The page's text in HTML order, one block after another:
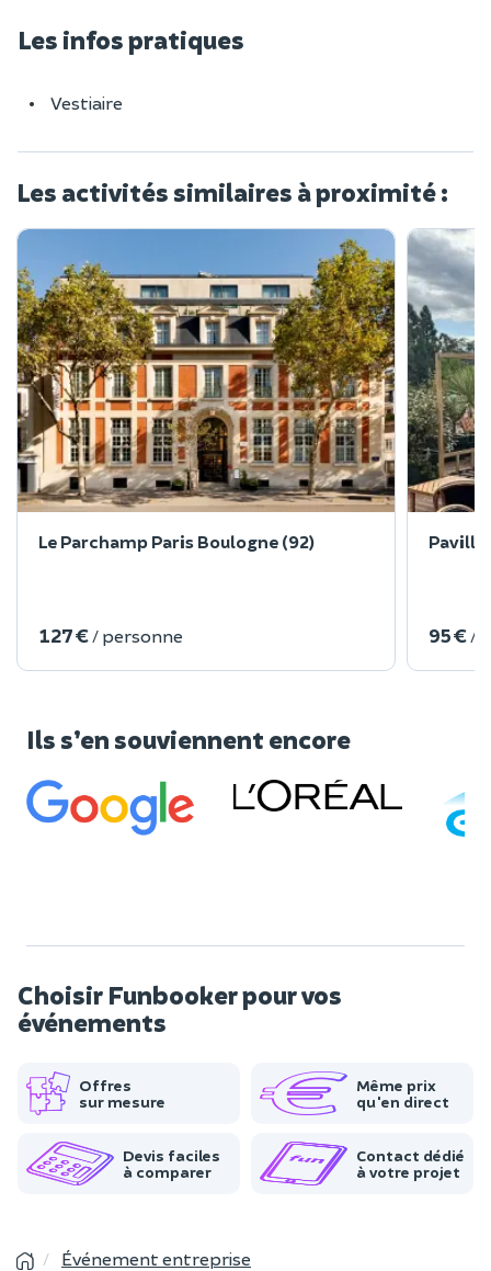
Les infos pratiques
Vestiaire
Les activités similaires à proximité :
Le Parchamp Paris Boulogne (92)
127 € / personne 95 € /
Ils s’en souviennent encore
Choisir Funbooker pour vos
événements
Offres
sur mesure
Même prix
qu'en direct
Devis faciles
à comparer
Contact dédié
à votre projet
Événement entreprise